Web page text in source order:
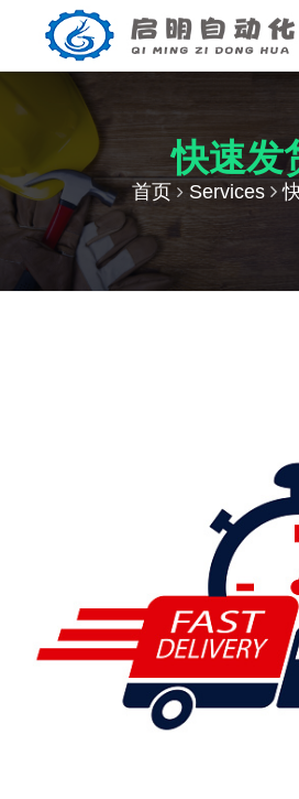
快速发
首页 Services